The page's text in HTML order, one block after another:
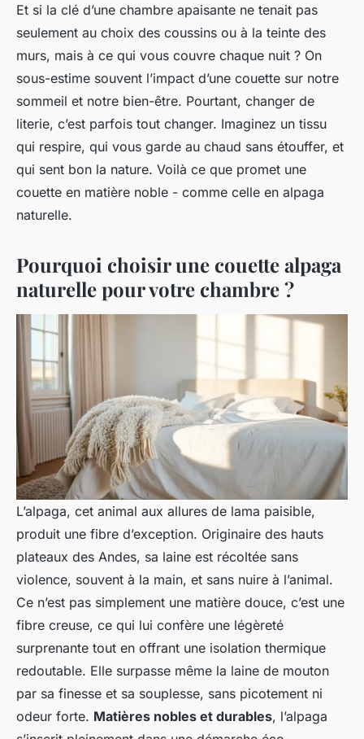
Et si la clé d’une chambre apaisante ne tenait pas
seulement au choix des coussins ou à la teinte des
murs, mais à ce qui vous couvre chaque nuit ? On
sous-estime souvent l’impact d’une couette sur notre
sommeil et notre bien-être. Pourtant, changer de
literie, c’est parfois tout changer. Imaginez un tissu
qui respire, qui vous garde au chaud sans étouffer, et
qui sent bon la nature. Voilà ce que promet une
couette en matière noble - comme celle en alpaga
naturelle.
Pourquoi choisir une couette alpaga
naturelle pour votre chambre ?
L’alpaga, cet animal aux allures de lama paisible,
produit une fibre d’exception. Originaire des hauts
plateaux des Andes, sa laine est récoltée sans
violence, souvent à la main, et sans nuire à l’animal.
Ce n’est pas simplement une matière douce, c’est une
fibre creuse, ce qui lui confère une légèreté
surprenante tout en offrant une isolation thermique
redoutable. Elle surpasse même la laine de mouton
par sa finesse et sa souplesse, sans picotement ni
odeur forte. Matières nobles et durables, l’alpaga